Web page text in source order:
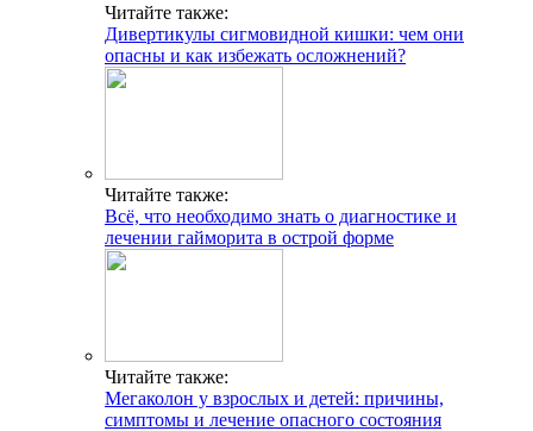
Читайте также:
Дивертикулы сигмовидной кишки: чем они
опасны и как избежать осложнений?
Читайте также:
Всё, что необходимо знать о диагностике и
лечении гайморита в острой форме
Читайте также:
Мегаколон у взрослых и детей: причины,
симптомы и лечение опасного состояния